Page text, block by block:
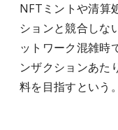
NFTミントや清算
ションと競合しな
ットワーク混雑時
ンザクションあた
料を目指すという。